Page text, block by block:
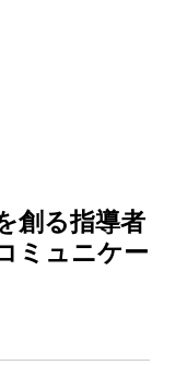
創る指導者
ミュニケー